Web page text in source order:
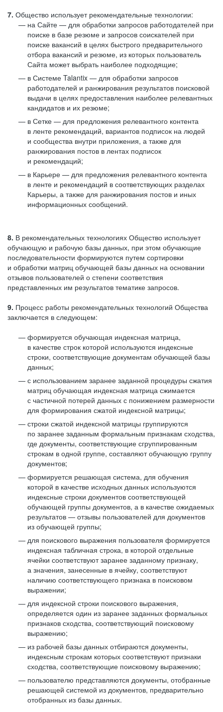
7. Общество использует рекомендательные технологии:
на Сайте — для обработки запросов работодателей при
поиске в базе резюме и запросов соискателей при
поиске вакансий в целях быстрого предварительного
отбора вакансий и резюме, из которых пользователь
Сайта может выбрать наиболее подходящие;
в Системе Talantix — для обработки запросов
работодателей и ранжирования результатов поисковой
выдачи в целях предоставления наиболее релевантных
кандидатов и их резюме;
в Сетке — для предложения релевантного контента
в ленте рекомендаций, вариантов подписок на людей
и сообщества внутри приложения, а также для
ранжирования постов в лентах подписок
и рекомендаций;
в Карьере — для предложения релевантного контента
в ленте и рекомендаций в соответствующих разделах
Карьеры, а также для ранжирования постов и иных
информационных сообщений.
8. В рекомендательных технологиях Общество использует
обучающую и рабочую базы данных, при этом обучающие
последовательности формируются путем сортировки
и обработки матриц обучающей базы данных на основании
отзывов пользователей о степени соответствия
представленных им результатов тематике запросов.
9. Процесс работы рекомендательных технологий Общества
заключается в следующем:
формируется обучающая индексная матрица,
в качестве строк которой используются индексные
строки, соответствующие документам обучающей базы
данных;
с использованием заранее заданной процедуры сжатия
матриц обучающая индексная матрица сжимается
с частичной потерей данных с понижением размерности
для формирования сжатой индексной матрицы;
строки сжатой индексной матрицы группируются
по заранее заданным формальным признакам сходства,
где документы, соответствующие сгруппированным
строкам в одной группе, составляют обучающую группу
документов;
формируется решающая система, для обучения
которой в качестве исходных данных используются
индексные строки документов соответствующей
обучающей группы документов, а в качестве ожидаемых
результатов — отзывы пользователей для документов
из обучающей группы;
для поискового выражения пользователя формируется
индексная табличная строка, в которой отдельные
ячейки соответствуют заранее заданному признаку,
а значения, занесенные в ячейку, соответствуют
наличию соответствующего признака в поисковом
выражении;
для индексной строки поискового выражения,
определяется один из заранее заданных формальных
признаков сходства, соответствующий поисковому
выражению;
из рабочей базы данных отбираются документы,
индексным строкам которых соответствуют признаки
сходства, соответствующие поисковому выражению;
пользователю представляются документы, отобранные
решающей системой из документов, предварительно
отобранных из базы данных.